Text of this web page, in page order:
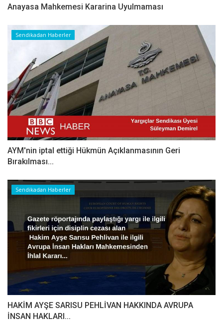
Anayasa Mahkemesi Kararina Uyulmaması
Sendikadan Haberler
AYM'nin iptal ettiği Hükmün Açıklanmasının Geri
Bırakılması...
Sendikadan Haberler
HAKİM AYŞE SARISU PEHLİVAN HAKKINDA AVRUPA
İNSAN HAKLARI...